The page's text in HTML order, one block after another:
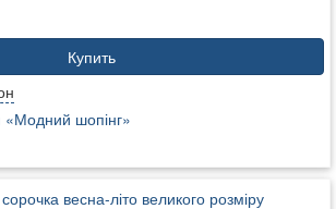
Купить
«Модний шопінг»